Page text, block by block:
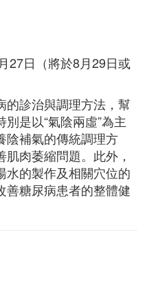
27日（將於8月29日或
的診治與調理方法，幫
是以“氣陰兩虛”為主
陰補氣的傳統調理方
肉萎縮問題。此外，
水的製作及相關穴位的
善糖尿病患者的整體健